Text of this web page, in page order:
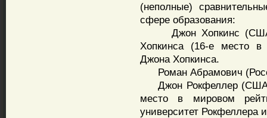
(неполные)
сфере образования:
Джон Хопкинс (США):
Хопкинса (16-е место в
Джона Хопкинса.
Роман Абрамович
Джон Рокфеллер (США):
место в мировом
университет Рокфеллера